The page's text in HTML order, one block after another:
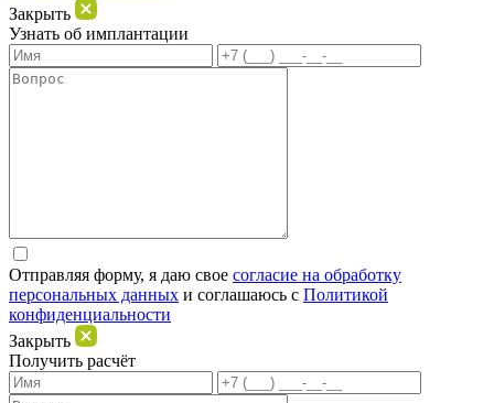
Закрыть
Узнать об имплантации
Отправляя форму, я даю свое согласие на обработку
персональных данных и соглашаюсь c Политикой
конфиденциальности
Закрыть
Получить расчёт